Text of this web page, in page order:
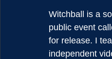
Witchball is a
public event
for release. I
independent